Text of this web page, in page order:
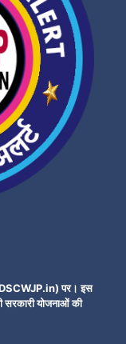
पर। इस
सरकारी योजनाओं की